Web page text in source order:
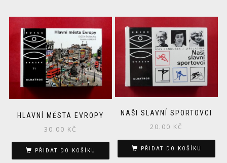
HLAVNÍ MĚSTA EVROPY
30.00 KČ
PŘIDAT DO KOŠÍKU
NAŠI SLAVNÍ SPORTOVCI
20.00 KČ
PŘIDAT DO KOŠÍKU